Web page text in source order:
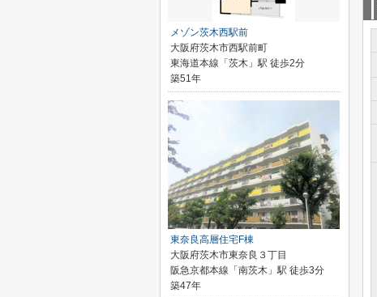
メゾン茨木西駅前
大阪府茨木市西駅前町
東海道本線「茨木」駅 徒歩2分
築51年
東奈良高層住宅F棟
大阪府茨木市東奈良３丁目
阪急京都本線「南茨木」駅 徒歩3分
築47年